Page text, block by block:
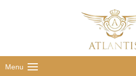
Menu